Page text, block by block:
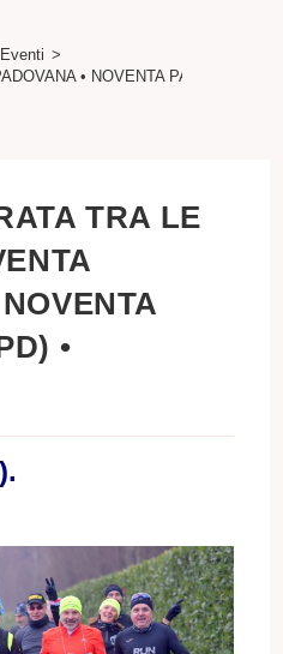
Eventi >
• NOVENTA PADOVANA
TRA LE
•